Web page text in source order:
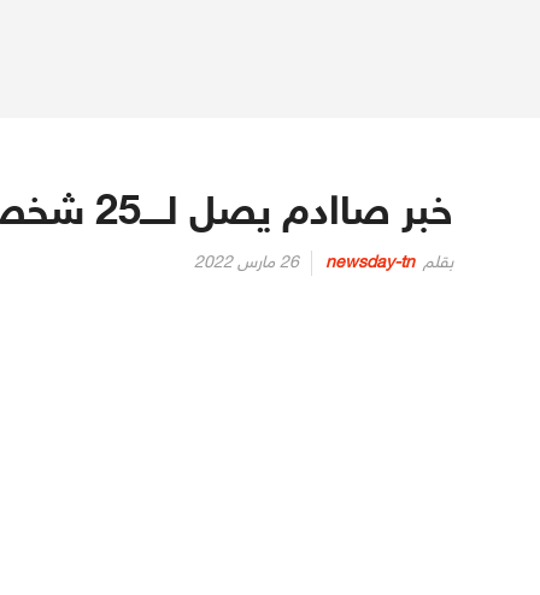
خبر صاادم يصل لــــ25 شخصا من بينهم نواب وسياسيون
بقلم newsday-tn
Posted
26 مارس 2022